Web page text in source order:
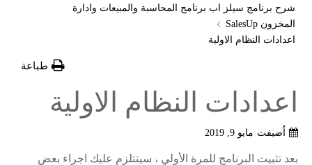
شرح برنامج سيلز اب برنامج المحاسبة والمبيعات وادارة
المخزون SalesUp
اعدادات النظام الاولية
طباعة
اعدادات النظام الاولية
اُضيفت مايو 9, 2019
بعد تثبيت البرنامج للمرة الأولي ، سيتتلزم عليك اجراء بعض